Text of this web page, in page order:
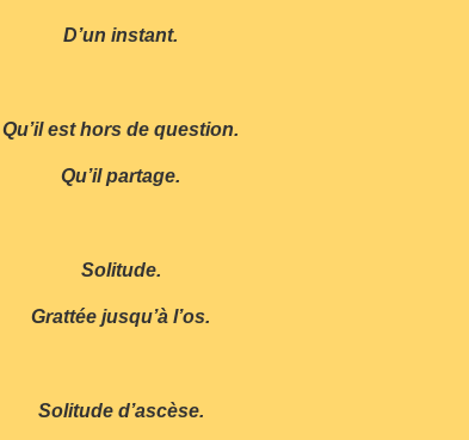
D’un instant.
Qu’il est hors de question.
Qu’il partage.
Solitude.
Grattée jusqu’à l’os.
Solitude d’ascèse.